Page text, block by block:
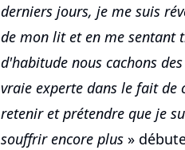
derniers jours, je me suis
de mon lit et en me sentant
d'habitude nous cachons
vraie experte dans le fait de
retenir et prétendre que je
souffrir encore plus »